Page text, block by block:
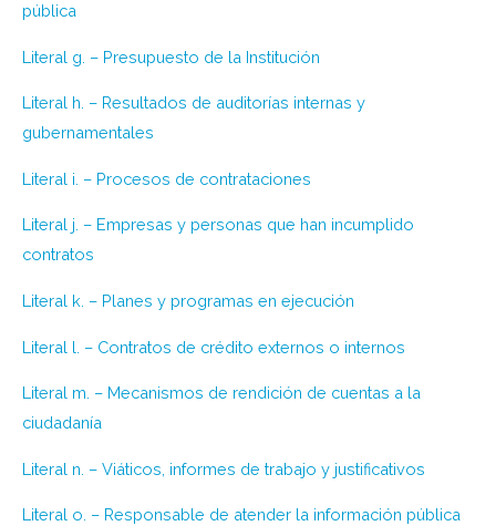
pública
Literal g. – Presupuesto de la Institución
Literal h. – Resultados de auditorías internas y
gubernamentales
Literal i. – Procesos de contrataciones
Literal j. – Empresas y personas que han incumplido
contratos
Literal k. – Planes y programas en ejecución
Literal l. – Contratos de crédito externos o internos
Literal m. – Mecanismos de rendición de cuentas a la
ciudadanía
Literal n. – Viáticos, informes de trabajo y justificativos
Literal o. – Responsable de atender la información pública